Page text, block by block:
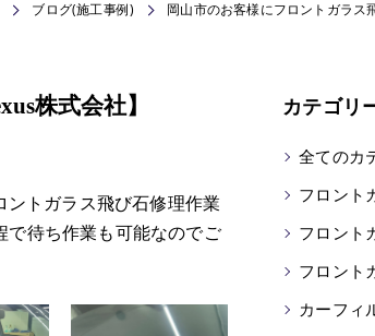
ブログ(施工事例) 岡山市のお客様にフロントガラ
株式会社】
トガラス飛び石修理作業
で待ち作業も可能なのでご
カテゴリ
全てのカ
フロント
フロント
フロント
カーフィ